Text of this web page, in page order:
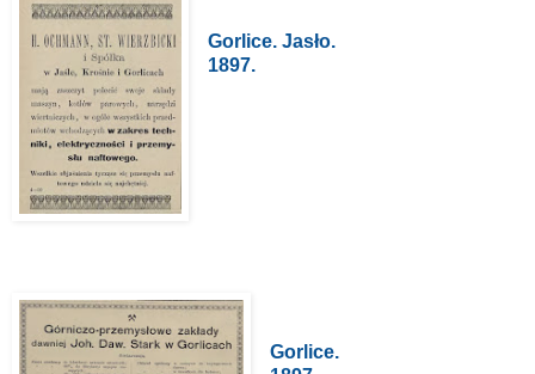
Gorlice. Jasło.
1897.
Gorlice.